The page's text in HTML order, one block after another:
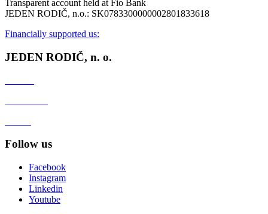
Transparent account held at Fio Bank
JEDEN RODIČ, n.o.: SK0783300000002801833618
Financially supported us:
JEDEN RODIČ, n. o.
Follow us
Facebook
Instagram
Linkedin
Youtube